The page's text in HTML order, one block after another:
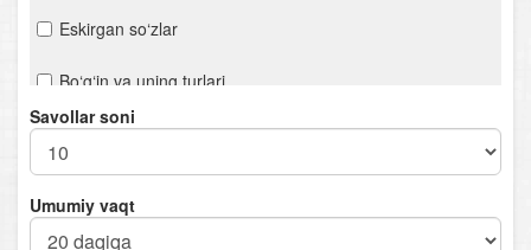
Eskirgan so‘zlar
Bo‘g‘in va uning turlari
Urg‘u
Mustaqil so‘z turkumlari
Savollar soni
Umumiy vaqt